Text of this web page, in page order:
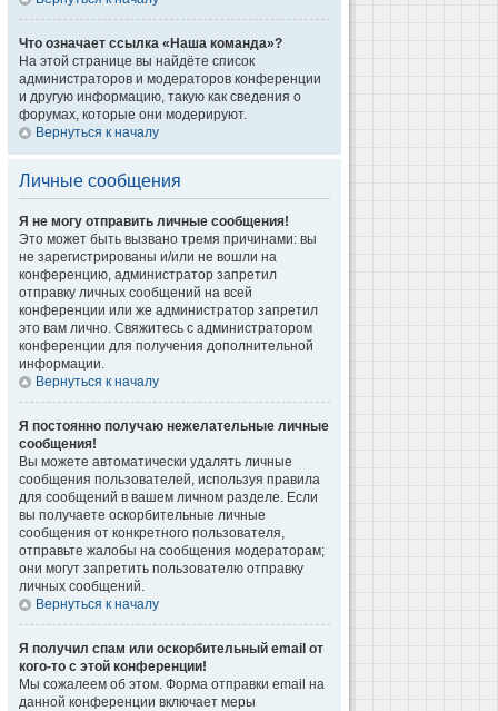
Что означает ссылка «Наша команда»?
На этой странице вы найдёте список
администраторов и модераторов конференции
и другую информацию, такую как сведения о
форумах, которые они модерируют.
Вернуться к началу
Личные сообщения
Я не могу отправить личные сообщения!
Это может быть вызвано тремя причинами: вы
не зарегистрированы и/или не вошли на
конференцию, администратор запретил
отправку личных сообщений на всей
конференции или же администратор запретил
это вам лично. Свяжитесь с администратором
конференции для получения дополнительной
информации.
Вернуться к началу
Я постоянно получаю нежелательные личные
сообщения!
Вы можете автоматически удалять личные
сообщения пользователей, используя правила
для сообщений в вашем личном разделе. Если
вы получаете оскорбительные личные
сообщения от конкретного пользователя,
отправьте жалобы на сообщения модераторам;
они могут запретить пользователю отправку
личных сообщений.
Вернуться к началу
Я получил спам или оскорбительный email от
кого-то с этой конференции!
Мы сожалеем об этом. Форма отправки email на
данной конференции включает меры